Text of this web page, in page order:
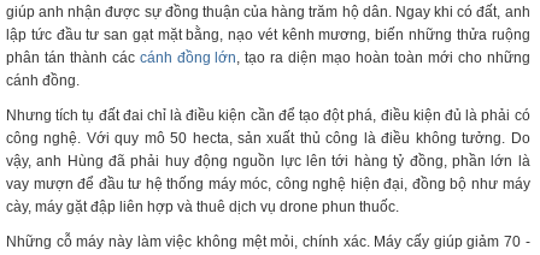
giúp anh nhận được sự đồng thuận của hàng trăm hộ dân. Ngay khi có đất, anh
lập tức đầu tư san gạt mặt bằng, nạo vét kênh mương, biến những thửa ruộng
phân tán thành các cánh đồng lớn, tạo ra diện mạo hoàn toàn mới cho những
cánh đồng.
Nhưng tích tụ đất đai chỉ là điều kiện cần để tạo đột phá, điều kiện đủ là phải có
công nghệ. Với quy mô 50 hecta, sản xuất thủ công là điều không tưởng. Do
vậy, anh Hùng đã phải huy động nguồn lực lên tới hàng tỷ đồng, phần lớn là
vay mượn để đầu tư hệ thống máy móc, công nghệ hiện đại, đồng bộ như máy
cày, máy gặt đập liên hợp và thuê dịch vụ drone phun thuốc.
Những cỗ máy này làm việc không mệt mỏi, chính xác. Máy cấy giúp giảm 70 -